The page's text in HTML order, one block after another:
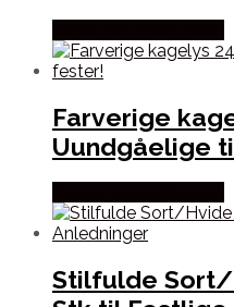
Farverige
Uundgåelige
Stilfulde Sort/